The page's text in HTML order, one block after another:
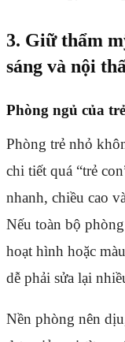
3. Giữ thẩm
sáng và nội
Phòng ngủ của
Phòng trẻ nhỏ
chi tiết quá “trẻ
nhanh, chiều cao
Nếu toàn bộ
hoạt hình hoặc
dễ phải sửa lại
Nền phòng nên